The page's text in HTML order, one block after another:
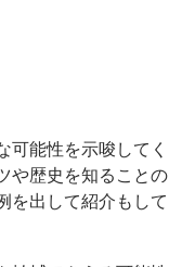
可能性を示唆してく
や歴史を知ることの
を出して紹介もして